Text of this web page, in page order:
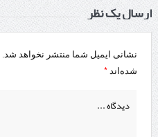
ارسال یک نظر
نشانی ایمیل شما منتشر نخواهد شد.
شده‌اند *